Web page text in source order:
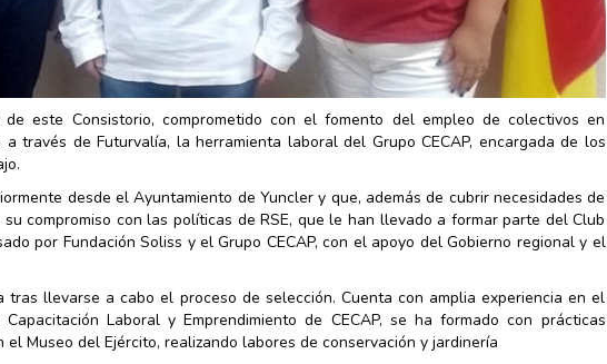
este Consistorio, comprometido con el fomento del empleo de colectivos en
través de Futurvalía, la herramienta laboral del Grupo CECAP, encargada de los
desde el Ayuntamiento de Yuncler y que, además de cubrir necesidades de
compromiso con las políticas de RSE, que le han llevado a formar parte del Club
por Fundación Soliss y el Grupo CECAP, con el apoyo del Gobierno regional y el
llevarse a cabo el proceso de selección. Cuenta con amplia experiencia en el
Laboral y Emprendimiento de CECAP, se ha formado con prácticas
Museo del Ejército, realizando labores de conservación y jardinería